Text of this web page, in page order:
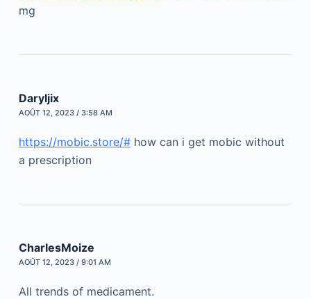
mg
Daryljix
AOÛT 12, 2023 / 3:58 AM
https://mobic.store/#how can i get mobic without
a prescription
CharlesMoize
AOÛT 12, 2023 / 9:01 AM
All trends of medicament.